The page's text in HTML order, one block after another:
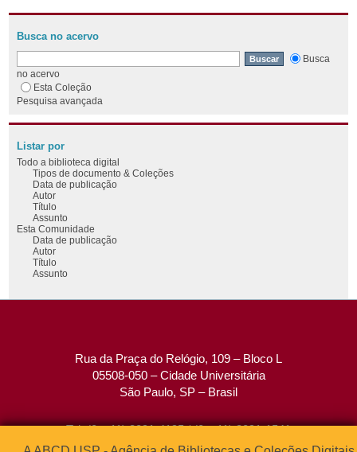
Busca no acervo
Busca
no acervo
Esta Coleção
Pesquisa avançada
Listar por
Todo a biblioteca digital
Tipos de documento & Coleções
Data de publicação
Autor
Título
Assunto
Esta Comunidade
Data de publicação
Autor
Título
Assunto
Rua da Praça do Relógio, 109 – Bloco L
05508-050 – Cidade Universitária
São Paulo, SP – Brasil
Tel: (0xx11) 3091-4195 / (0xx11) 3091-1541
Fax: (0xx11) 3091-1567